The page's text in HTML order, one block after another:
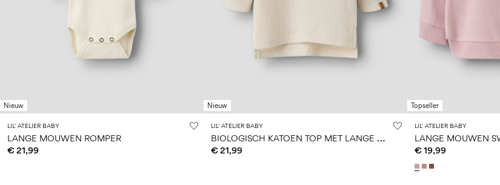
Nieuw
LIL' ATELIER BABY
LANGE MOUWEN ROMPER
€ 21,99
Nieuw
LIL' ATELIER BABY
B
IOLOGISCH KATOEN TOP MET LANGE MOUWEN
€ 21,99
Topseller
LIL' ATELIER BABY
LANGE MOUWEN
€ 19,99